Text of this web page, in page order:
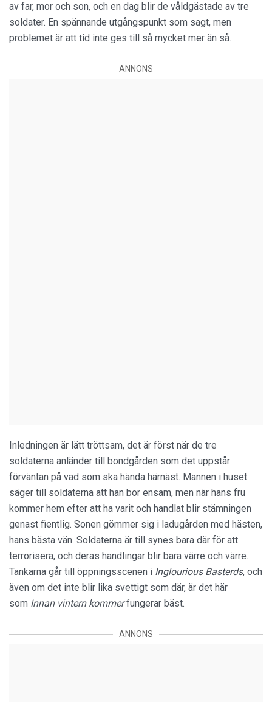
av far, mor och son, och en dag blir de våldgästade av tre
soldater. En spännande utgångspunkt som sagt, men
problemet är att tid inte ges till så mycket mer än så.
ANNONS
Inledningen är lätt tröttsam, det är först när de tre
soldaterna anländer till bondgården som det uppstår
förväntan på vad som ska hända härnäst. Mannen i huset
säger till soldaterna att han bor ensam, men när hans fru
kommer hem efter att ha varit och handlat blir stämningen
genast fientlig. Sonen gömmer sig i ladugården med hästen,
hans bästa vän. Soldaterna är till synes bara där för att
terrorisera, och deras handlingar blir bara värre och värre.
Tankarna går till öppningsscenen i Inglourious Basterds, och
även om det inte blir lika svettigt som där, är det här
som Innan vintern kommerfungerar bäst.
ANNONS